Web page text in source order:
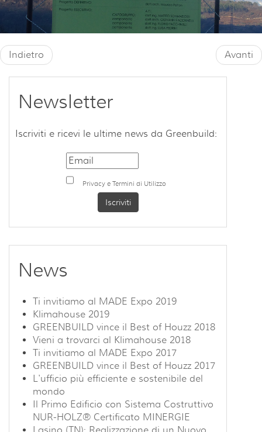
Indietro Avanti
Newsletter
Iscriviti e ricevi le ultime news da Greenbuild:
Privacy e Termini di Utilizzo
News
Ti invitiamo al MADE Expo 2019
Klimahouse 2019
GREENBUILD vince il Best of Houzz 2018
Vieni a trovarci al Klimahouse 2018
Ti invitiamo al MADE Expo 2017
GREENBUILD vince il Best of Houzz 2017
L'ufficio più efficiente e sostenibile del
mondo
Il Primo Edificio con Sistema Costruttivo
NUR-HOLZ® Certificato MINERGIE